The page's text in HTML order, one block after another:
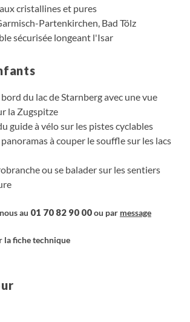
cristallines et pures
Partenkirchen, Bad Tölz
sécurisée longeant l'Isar
du lac de Starnberg avec une vue
la Zugspitze
guide à vélo sur les pistes cyclables
à couper le souffle sur les lacs
ou se balader sur les sentiers
au 01 70 82 90 00ou par message
la fiche technique